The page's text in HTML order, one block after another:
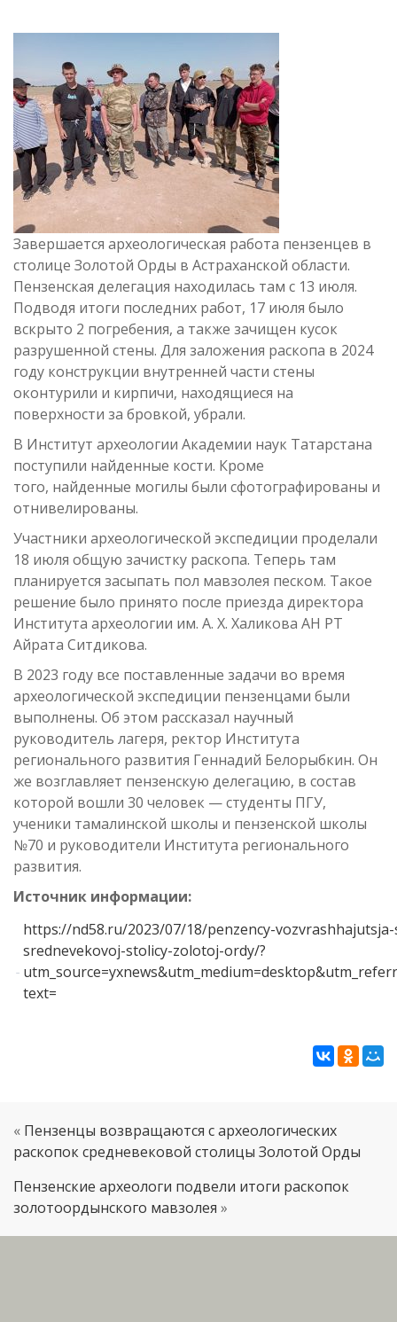
Завершается археологическая работа пензенцев в
столице Золотой Орды в Астраханской области.
Пензенская делегация находилась там с 13 июля.
Подводя итоги последних работ, 17 июля было
вскрыто 2 погребения, а также зачищен кусок
разрушенной стены. Для заложения раскопа в 2024
году конструкции внутренней части стены
оконтурили и кирпичи, находящиеся на
поверхности за бровкой, убрали.
В Институт археологии Академии наук Татарстана
поступили найденные кости. Кроме
того, найденные могилы были сфотографированы и
отнивелированы.
Участники археологической экспедиции проделали
18 июля общую зачистку раскопа. Теперь там
планируется засыпать пол мавзолея песком. Такое
решение было принято после приезда директора
Института археологии им. А. Х. Халикова АН РТ
Айрата Ситдикова.
В 2023 году все поставленные задачи во время
археологической экспедиции пензенцами были
выполнены. Об этом рассказал научный
руководитель лагеря, ректор Института
регионального развития Геннадий Белорыбкин. Он
же возглавляет пензенскую делегацию, в состав
которой вошли 30 человек — студенты ПГУ,
ученики тамалинской школы и пензенской школы
№70 и руководители Института регионального
развития.
Источник информации:
https://nd58.ru/2023/07/18/penzency-
srednevekovoj-stolicy-zolotoj-ordy/?
text=
« Пензенцы возвращаются с археологических
раскопок средневековой столицы Золотой Орды
Пензенские археологи подвели итоги раскопок
золотоордынского мавзолея »